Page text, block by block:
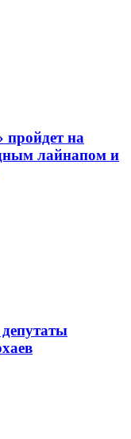
на
лайнапом и